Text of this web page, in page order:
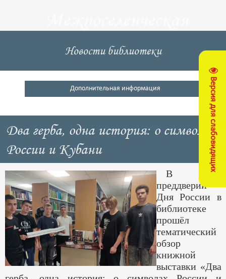
Версия для слабовидящих
центральная
библиотека
Кущевский район
Новости библиотеки
Дополнительная информация
Два герба, одна история: о символах
России и Кубани
В
преддверии
Дня России в
библиотеке
прошёл
тематический
обзор
книжной
выставки «Два